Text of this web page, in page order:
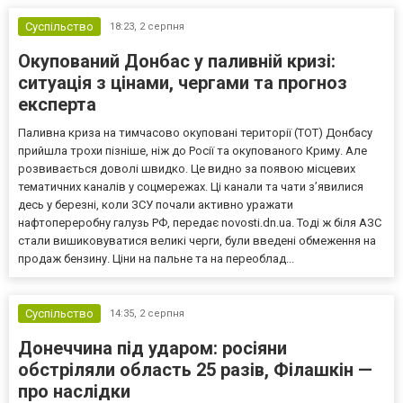
Суспільство 18:23, 2 серпня
Окупований Донбас у паливній кризі:
ситуація з цінами, чергами та прогноз
експерта
Паливна криза на тимчасово окуповані території (ТОТ) Донбасу
прийшла трохи пізніше, ніж до Росії та окупованого Криму. Але
розвивається доволі швидко. Це видно за появою місцевих
тематичних каналів у соцмережах. Ці канали та чати з’явилися
десь у березні, коли ЗСУ почали активно уражати
нафтопереробну галузь РФ, передає novosti.dn.ua. Тоді ж біля АЗС
стали вишиковуватися великі черги, були введені обмеження на
продаж бензину. Ціни на пальне та на переоблад...
Суспільство 14:35, 2 серпня
Донеччина під ударом: росіяни
обстріляли область 25 разів, Філашкін —
про наслідки